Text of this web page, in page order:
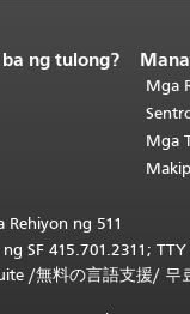
ng tulong?
Rehiyon ng 511
Mga
Mga
ng SF 415.701.2311;
/無料の言語支援/ 무